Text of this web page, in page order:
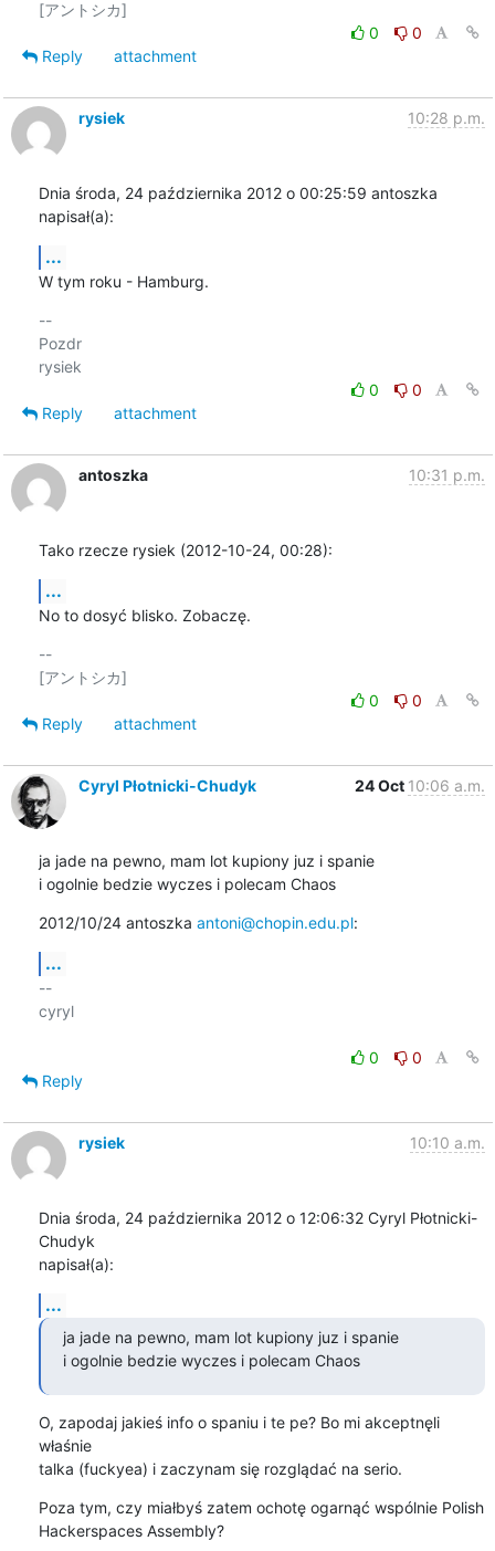
0
0
Reply
attachment
rysiek 10:28 p.m.
Dnia środa, 24 października 2012 o 00:25:59 antoszka
napisał(a):
...
W tym roku - Hamburg.
--
Pozdr
0
0
Reply
attachment
antoszka 10:31 p.m.
Tako rzecze rysiek (2012-10-24, 00:28):
...
No to dosyć blisko. Zobaczę.
--
0
0
Reply
attachment
Cyryl Płotnicki-Chudyk 24 Oct 10:06 a.m.
ja jade na pewno, mam lot kupiony juz i spanie
i ogolnie bedzie wyczes i polecam Chaos
2012/10/24 antoszka antoni@chopin.edu.pl:
...
--
cyryl
0
0
Reply
rysiek 10:10 a.m.
Dnia środa, 24 października 2012 o 12:06:32 Cyryl Płotnicki-
Chudyk
napisał(a):
...
ja jade na pewno, mam lot kupiony juz i spanie
i ogolnie bedzie wyczes i polecam Chaos
O, zapodaj jakieś info o spaniu i te pe? Bo mi akceptnęli
właśnie
talka (fuckyea) i zaczynam się rozglądać na serio.
Poza tym, czy miałbyś zatem ochotę ogarnąć wspólnie Polish
Hackerspaces Assembly?